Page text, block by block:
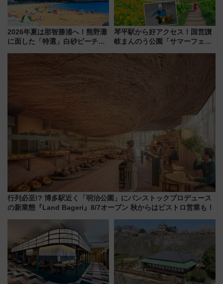
2026年夏は那智勝浦へ！熊野灘
に面した「特選」白砂ビーチは
琴平駅から好アクセス！国営讃
岐まんのう公園「サマーフェス
ブトムシに楽しいがいっぱい
行列必至!? 博多駅近く「明治公園」にパンストックプロデュース
の新業態『Land Bageri』8/7オープン 秋からはビストロ営業も！